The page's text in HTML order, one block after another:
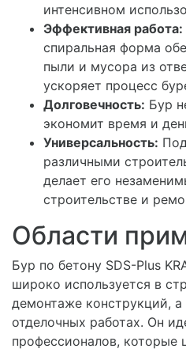
интенсивном
Эффективная работа:
спиральная форма
пыли и мусора из
ускоряет процесс
Долговечность: Бур
экономит время и
Универсальность:
различными
делает его
строительстве и
Области
Бур по бетону SDS-Plus
широко используется в
демонтаже конструкций,
отделочных работах. Он
профессионалов, которые